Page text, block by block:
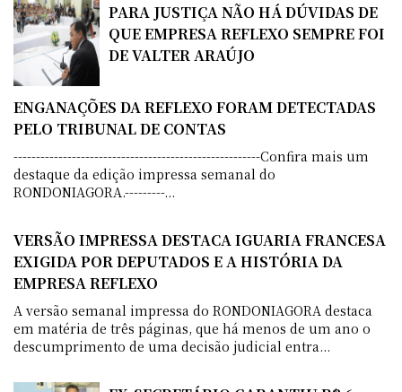
PARA JUSTIÇA NÃO HÁ DÚVIDAS DE
QUE EMPRESA REFLEXO SEMPRE FOI
DE VALTER ARAÚJO
ENGANAÇÕES DA REFLEXO FORAM DETECTADAS
PELO TRIBUNAL DE CONTAS
-------------------------------------------------------Confira mais um
destaque da edição impressa semanal do
RONDONIAGORA.---------...
VERSÃO IMPRESSA DESTACA IGUARIA FRANCESA
EXIGIDA POR DEPUTADOS E A HISTÓRIA DA
EMPRESA REFLEXO
A versão semanal impressa do RONDONIAGORA destaca
em matéria de três páginas, que há menos de um ano o
descumprimento de uma decisão judicial entra...